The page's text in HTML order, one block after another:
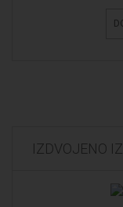
IZDVOJENO